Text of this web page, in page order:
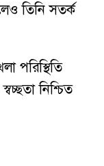
তিনি সতর্ক
পরিস্থিতি
নিশ্চিত